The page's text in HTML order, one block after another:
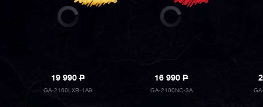
19 990P
GA-2100LXB-1A9
16 990P
GA-2100NC-3A